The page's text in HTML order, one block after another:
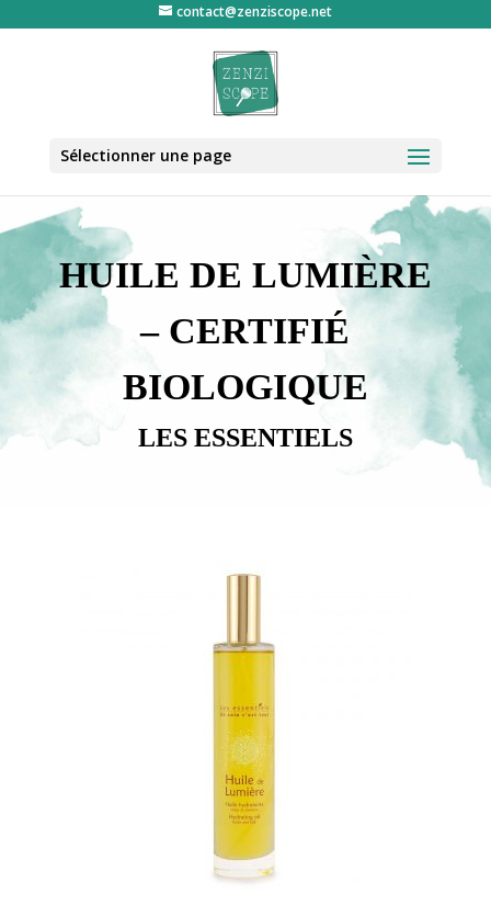
contact@zenziscope.net
Sélectionner une page
HUILE DE LUMIÈRE
– CERTIFIÉ
BIOLOGIQUE
LES ESSENTIELS